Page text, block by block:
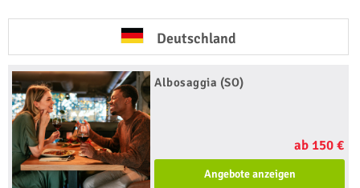
Deutschland
Albosaggia (SO)
ab 150 €
Angebote anzeigen